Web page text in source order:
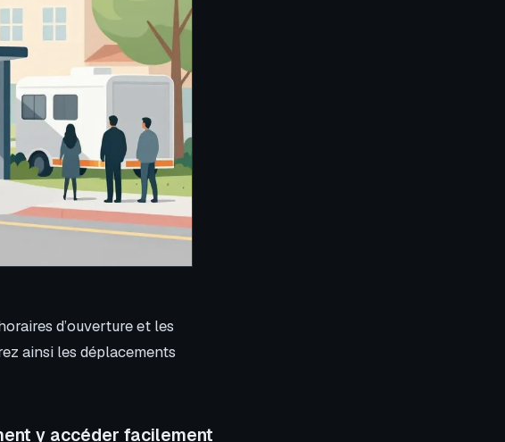
d’ouverture et les
ainsi les déplacements
y accéder facilement